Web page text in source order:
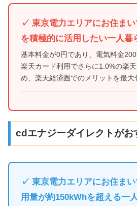
✓ 東京電力エリアにお住まい
を積極的に活用したい一人暮
基本料金が0円であり、電気料金200
楽天カード利用でさらに1.0%の楽
め、楽天経済圏でのメリットを最大
cdエナジーダイレクトがお
✓ 東京電力エリアにお住ま
用量が約150kWhを超える一